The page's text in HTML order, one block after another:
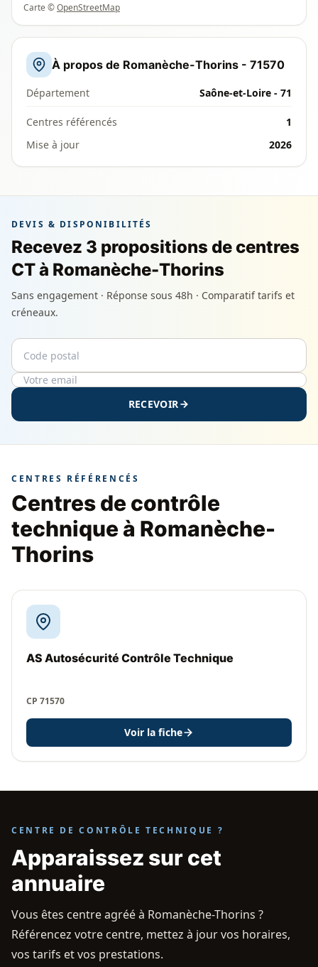
Carte ©OpenStreetMap
À propos de Romanèche-Thorins - 71570
Département Saône-et-Loire - 71
Centres référencés
1
Mise à jour
2026
DEVIS & DISPONIBILITÉS
Recevez 3 propositions de centres
CT à Romanèche-Thorins
Sans engagement · Réponse sous 48h · Comparatif tarifs et
créneaux.
Code postal
Email
RECEVOIR
CENTRES RÉFÉRENCÉS
Centres de contrôle
technique à Romanèche-
Thorins
AS Autosécurité Contrôle Technique
CP 71570
Voir la fiche
CENTRE DE CONTRÔLE TECHNIQUE ?
Apparaissez sur cet
annuaire
Vous êtes centre agréé à Romanèche-Thorins ?
Référencez votre centre, mettez à jour vos horaires,
vos tarifs et vos prestations.